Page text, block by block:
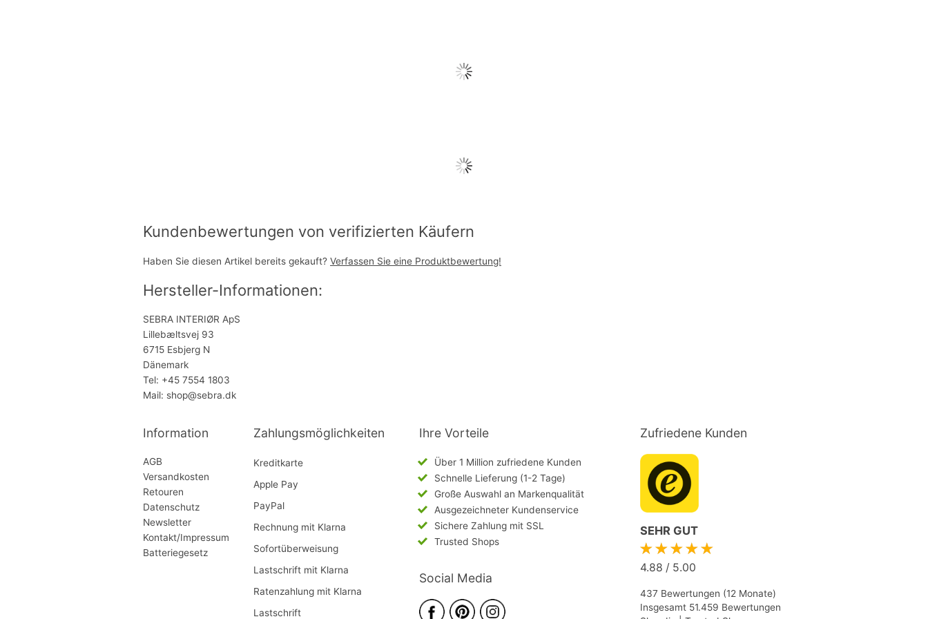
Kundenbewertungen von verifizierten Käufern
Haben Sie diesen Artikel bereits gekauft? Verfassen Sie eine Produktbewertung!
Hersteller-Informationen:
SEBRA INTERIØR ApS
Lillebæltsvej 93
6715 Esbjerg N
Dänemark
Tel: +45 7554 1803
Mail: shop@sebra.dk
Information
AGB
Versandkosten
Retouren
Datenschutz
Newsletter
Kontakt/Impressum
Batteriegesetz
Zahlungsmöglichkeiten
Kreditkarte
Apple Pay
PayPal
Rechnung mit Klarna
Sofortüberweisung
Lastschrift mit Klarna
Ratenzahlung mit Klarna
Lastschrift
Ihre Vorteile
Über 1 Million zufriedene Kunden
Schnelle Lieferung (1-2 Tage)
Große Auswahl an Markenqualität
Ausgezeichneter Kundenservice
Sichere Zahlung mit SSL
Trusted Shops
Social Media
Zufriedene Kunden
SEHR GUT
★★★★★
4.88 / 5.00
437 Bewertungen (12 Monate)
Insgesamt 51.459 Bewertungen